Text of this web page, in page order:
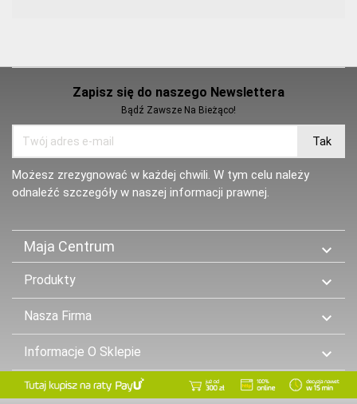
Zapisz się do naszego Newslettera
Bądź Zawsze Na Bieżąco!
Możesz zrezygnować w każdej chwili. W tym celu należy
odnaleźć szczegóły w naszej informacji prawnej.
Maja Centrum 
Produkty 
Nasza Firma 
Informacje O Sklepie 